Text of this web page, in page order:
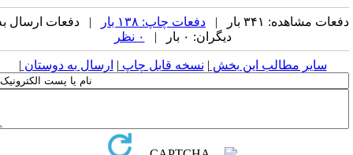
مشاهده: ۳۴۱ بار | دفعات چاپ: ۱۳۸ بار
| دفعات ارسال به
دیگران: ۰ بار |
سایر مطالب این بخش | نسخه قابل چاپ| ارسال به دوستان|